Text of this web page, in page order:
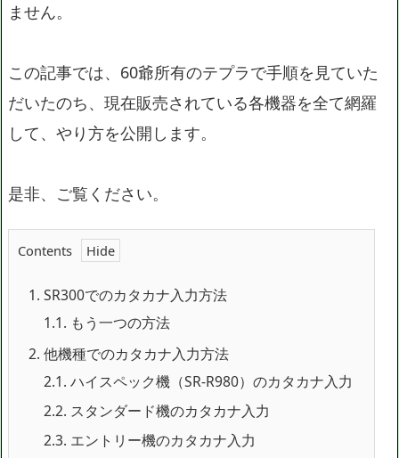
ません。
この記事では、60爺所有のテプラで手順を見ていた
だいたのち、現在販売されている各機器を全て網羅
して、やり方を公開します。
是非、ご覧ください。
Contents
1. SR300でのカタカナ入力方法
1.1. もう一つの方法
2. 他機種でのカタカナ入力方法
2.1. ハイスペック機（SR-R980）のカタカナ入力
2.2. スタンダード機のカタカナ入力
2.3. エントリー機のカタカナ入力